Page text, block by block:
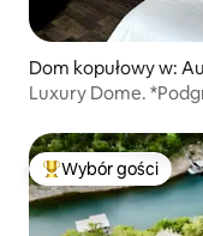
Dom kopułowy w:
Luxury Dome.
Najpopularniejsze
Wybór gości